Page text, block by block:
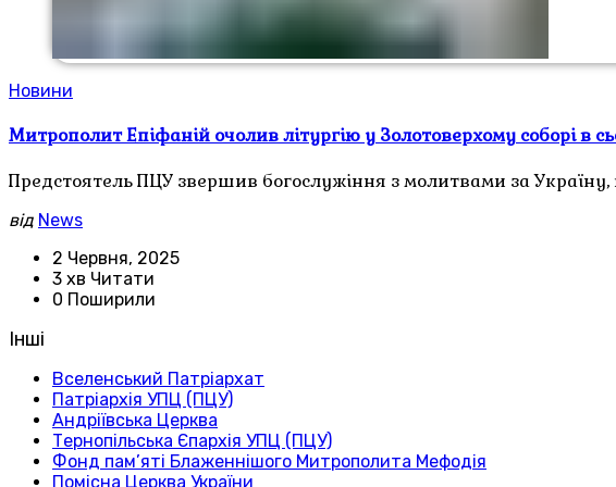
Новини
Митрополит Епіфаній очолив літургію у Золотоверхому соборі в
Предстоятель ПЦУ звершив богослужіння з молитвами за Україну,
від News
2 Червня, 2025
3 хв Читати
0 Поширили
Інші
Вселенський Патріархат
Патріархія УПЦ (ПЦУ)
Андріївська Церква
Тернопільська Єпархія УПЦ (ПЦУ)
Фонд пам’яті Блаженнішого Митрополита Мефодія
Помісна Церква України